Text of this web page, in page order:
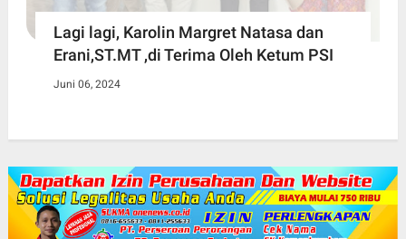
Lagi lagi, Karolin Margret Natasa dan
Erani,ST.MT ,di Terima Oleh Ketum PSI
Juni 06, 2024